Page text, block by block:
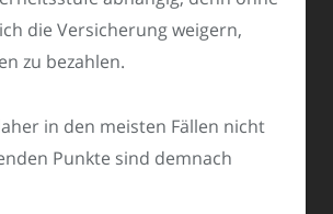
die Versicherung weigern,
zu bezahlen.
in den meisten Fällen nicht
Punkte sind demnach